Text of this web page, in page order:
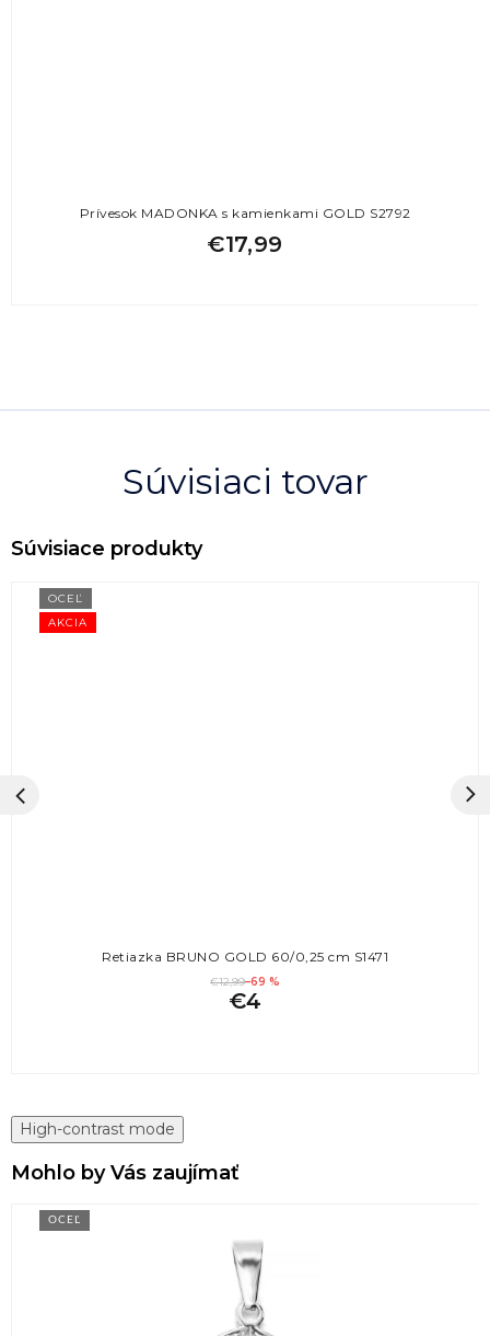
Súvisiaci tovar
AKCIA
OCEĽ
Retiazka BRUNO GOLD 60/0,25 cm S1471
€12,99–69 %
€4
Prívesok MADONKA s kamienkami GOLD S2792
€17,99
High-contrast mode
Mohlo by Vás zaujímať
OCEĽ